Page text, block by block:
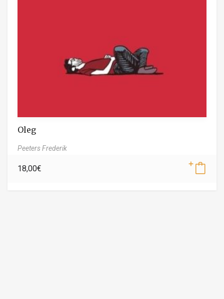
Oleg
Peeters Frederik
18,00€